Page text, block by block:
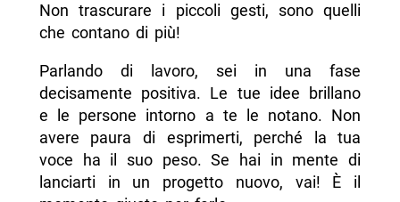
Non trascurare i piccoli gesti, sono quelli
che contano di più!
Parlando di lavoro, sei in una fase
decisamente positiva. Le tue idee brillano
e le persone intorno a te le notano. Non
avere paura di esprimerti, perché la tua
voce ha il suo peso. Se hai in mente di
lanciarti in un progetto nuovo, vai! È il